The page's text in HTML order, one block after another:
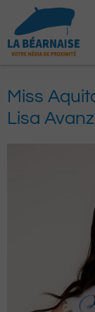
contenu
Miss
Lisa